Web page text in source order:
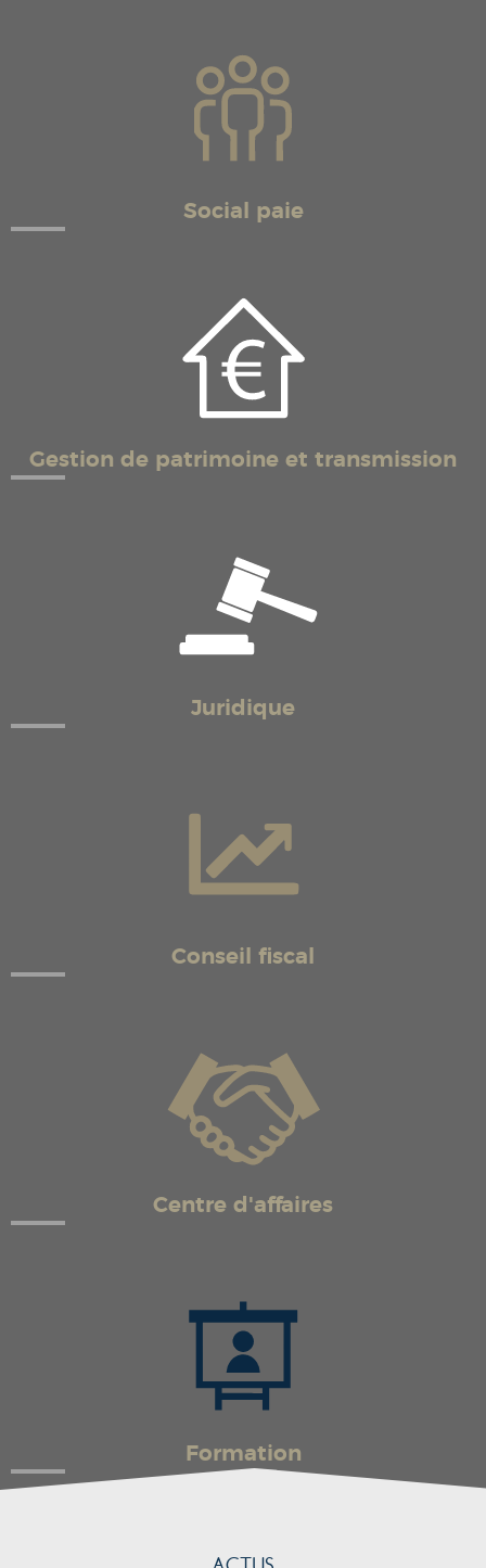
Social paie
Gestion de patrimoine et transmission
Juridique
Conseil fiscal
Centre d'affaires
Formation